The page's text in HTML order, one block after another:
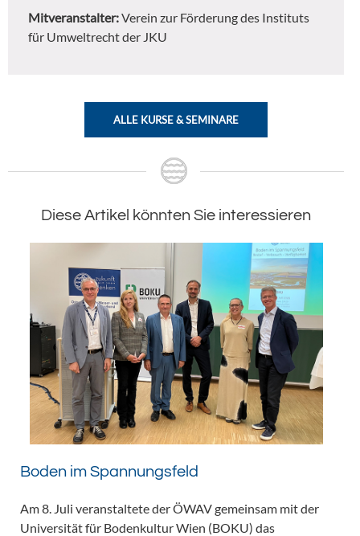
Mitveranstalter:Verein zur Förderung des Instituts
für Umweltrecht der JKU
ALLE KURSE & SEMINARE
Diese Artikel könnten Sie interessieren
Boden im Spannungsfeld
Am 8. Juli veranstaltete der ÖWAV gemeinsam mit der
Universität für Bodenkultur Wien (BOKU) das